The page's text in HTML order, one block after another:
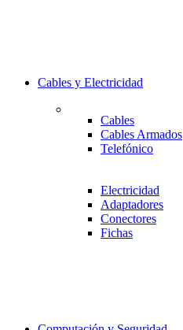
Cables y Electricidad
Cables
Cables Armados
Telefónico
Electricidad
Adaptadores
Conectores
Fichas